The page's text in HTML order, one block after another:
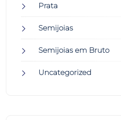
Prata
Semijoias
Semijoias em Bruto
Uncategorized